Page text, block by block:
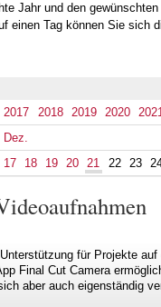
Jahr und den
Tag können Sie sich
2017 2018 2019 2020
Dez.
17 18 19 20 21 22 23
für Projekte
Final Cut Camera
aber auch eigenständig